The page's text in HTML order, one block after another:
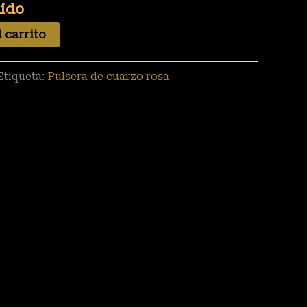
carrito
Pulsera de cuarzo rosa